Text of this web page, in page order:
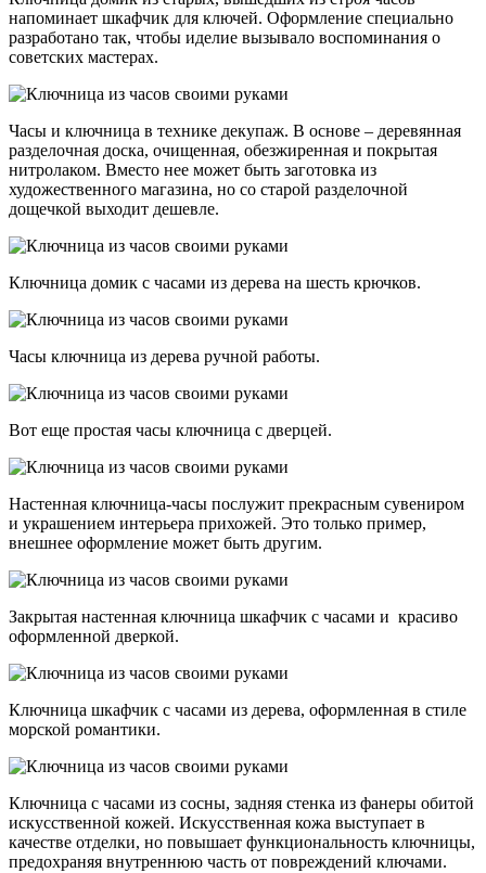
напоминает шкафчик для ключей. Оформление специально
разработано так, чтобы иделие вызывало воспоминания о
советских мастерах.
Часы и ключница в технике декупаж. В основе – деревянная
разделочная доска, очищенная, обезжиренная и покрытая
нитролаком. Вместо нее может быть заготовка из
художественного магазина, но со старой разделочной
дощечкой выходит дешевле.
Ключница домик с часами из дерева на шесть крючков.
Часы ключница из дерева ручной работы.
Вот еще простая часы ключница с дверцей.
Настенная ключница-часы послужит прекрасным сувениром
и украшением интерьера прихожей. Это только пример,
внешнее оформление может быть другим.
Закрытая настенная ключница шкафчик с часами и красиво
оформленной дверкой.
Ключница шкафчик с часами из дерева, оформленная в стиле
морской романтики.
Ключница с часами из сосны, задняя стенка из фанеры обитой
искусственной кожей. Искусственная кожа выступает в
качестве отделки, но повышает функциональность ключницы,
предохраняя внутреннюю часть от повреждений ключами.